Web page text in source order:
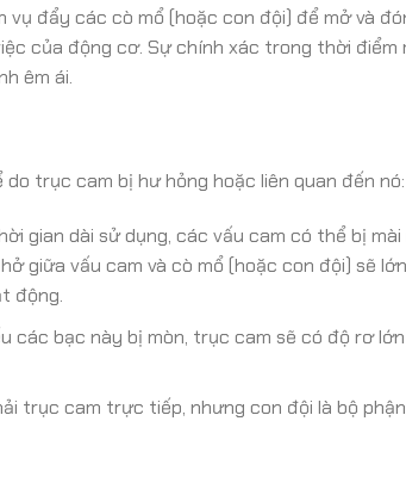
đẩy các cò mổ (hoặc con đội) để mở và
của động cơ. Sự chính xác trong thời điểm
êm ái.
trục cam bị hư hỏng hoặc liên quan đến nó:
gian dài sử dụng, các vấu cam có thể bị
giữa vấu cam và cò mổ (hoặc con đội) sẽ
động.
các bạc này bị mòn, trục cam sẽ có độ rơ
trục cam trực tiếp, nhưng con đội là bộ